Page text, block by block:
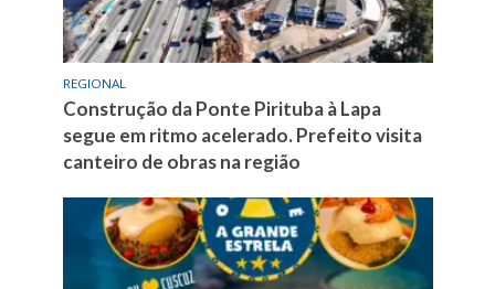
REGIONAL
Construção da Ponte Pirituba à Lapa
segue em ritmo acelerado. Prefeito visita
canteiro de obras na região